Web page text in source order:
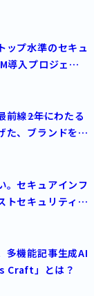
ップ水準のセキュ
導入プロジェク
線――2年にわたる
た、ブランドを守
。セキュアインフ
トセキュリティの
多機能記事生成AI
Craft」とは？